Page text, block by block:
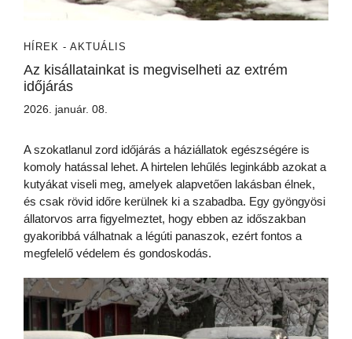
HÍREK - AKTUÁLIS
Az kisállatainkat is megviselheti az extrém
időjárás
2026. január. 08.
A szokatlanul zord időjárás a háziállatok egészségére is
komoly hatással lehet. A hirtelen lehűlés leginkább azokat a
kutyákat viseli meg, amelyek alapvetően lakásban élnek,
és csak rövid időre kerülnek ki a szabadba. Egy gyöngyösi
állatorvos arra figyelmeztet, hogy ebben az időszakban
gyakoribbá válhatnak a légúti panaszok, ezért fontos a
megfelelő védelem és gondoskodás.